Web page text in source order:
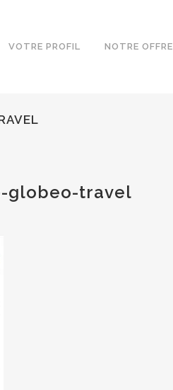
VOTRE PROFIL NOTRE OFFRE
globeo-travel